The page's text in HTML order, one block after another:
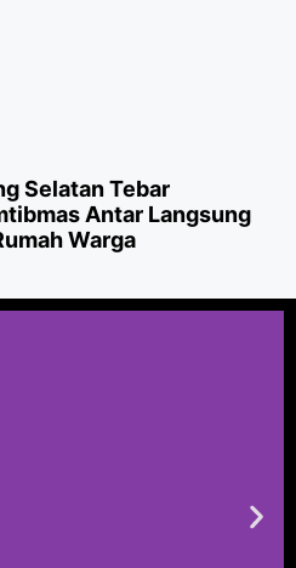
Selatan Tebar
Antar Langsung
Warga